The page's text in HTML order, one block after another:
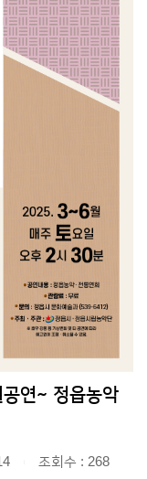
연~ 정읍농악
조회수 : 268